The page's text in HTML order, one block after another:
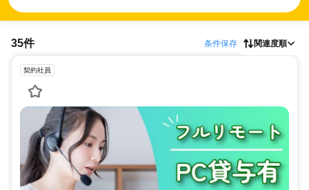
35件 条件保存 関連度順
契約社員